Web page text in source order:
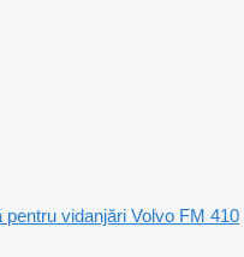
pentru vidanjări Volvo FM 410